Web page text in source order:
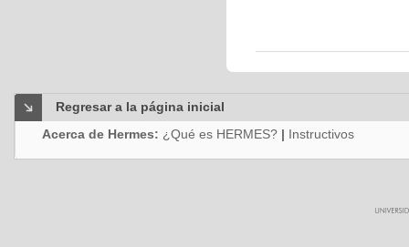
Regresar a la página inicial
Acerca de Hermes: ¿Qué es HERMES? | Instructivos